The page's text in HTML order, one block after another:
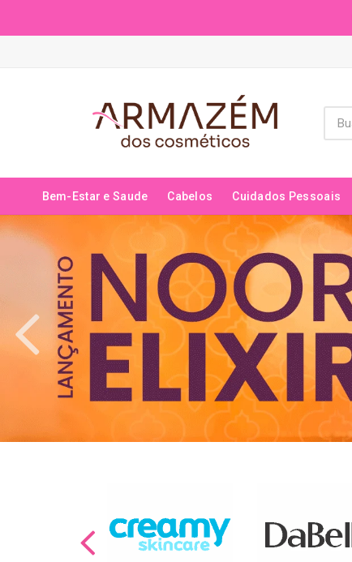
Bem-Estar e Saude Cabelos Cuidados Pessoais